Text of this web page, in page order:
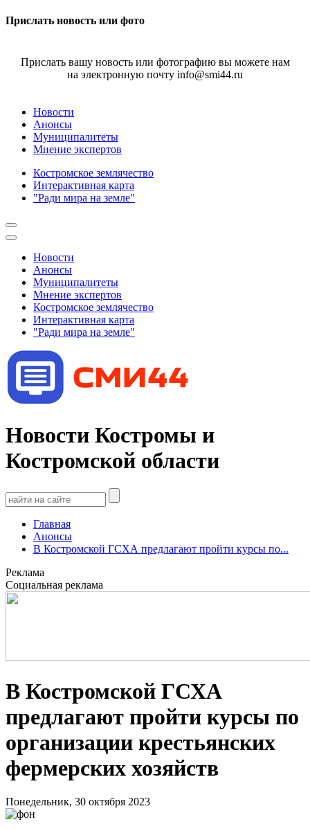
Прислать новость или фото
Прислать вашу новость или фотографию вы можете нам
на электронную почту info@smi44.ru
Новости
Анонсы
Муниципалитеты
Мнение экспертов
Костромское землячество
Интерактивная карта
"Ради мира на земле"
Новости
Анонсы
Муниципалитеты
Мнение экспертов
Костромское землячество
Интерактивная карта
"Ради мира на земле"
Новости Костромы и
Костромской области
Главная
Анонсы
В Костромской ГСХА предлагают пройти курсы по...
Реклама
Социальная реклама
В Костромской ГСХА
предлагают пройти курсы по
организации крестьянских
фермерских хозяйств
Понедельник, 30 октября 2023